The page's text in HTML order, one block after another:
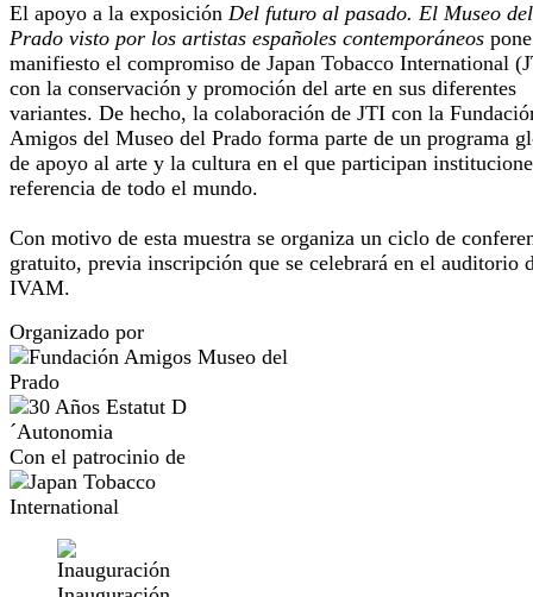
El apoyo a la exposición Del futuro al pasado. El Museo del
Prado visto por los artistas españoles contemporáneos
manifiesto el compromiso de Japan Tobacco International
con la conservación y promoción del arte en sus diferentes
variantes. De hecho, la colaboración de JTI con la
Amigos del Museo del Prado forma parte de un programa
de apoyo al arte y la cultura en el que participan
referencia de todo el mundo.
Con motivo de esta muestra se organiza un ciclo de
gratuito, previa inscripción que se celebrará en el auditorio
IVAM.
Organizado por
Con el patrocinio de